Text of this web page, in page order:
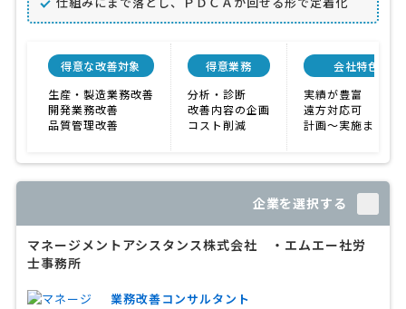
得意な改善対象
生産・製造業務改善
開発業務改善
品質管理改善
得意業務
分析・診断
改善内容の企画
コスト削減
会社特色
実績が豊富
遠方対応可
計画〜実施まで対
企業を選択する
マネージメントアシスタンス株式会社 ・エムエー社労
士事務所
業務改善コンサルタント